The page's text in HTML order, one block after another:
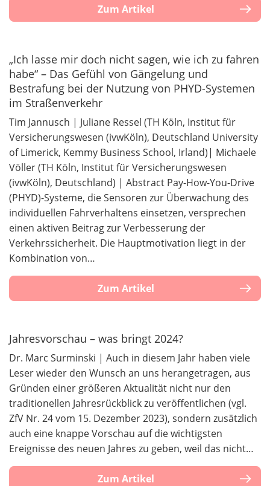
Zum Artikel
„Ich lasse mir doch nicht sagen, wie ich zu fahren
habe“ – Das Gefühl von Gängelung und
Bestrafung bei der Nutzung von PHYD-Systemen
im Straßenverkehr
Tim Jannusch | Juliane Ressel (TH Köln, Institut für
Versicherungswesen (ivwKöln), Deutschland University
of Limerick, Kemmy Business School, Irland)| Michaele
Völler (TH Köln, Institut für Versicherungswesen
(ivwKöln), Deutschland) | Abstract Pay-How-You-Drive
(PHYD)-Systeme, die Sensoren zur Überwachung des
individuellen Fahrverhaltens einsetzen, versprechen
einen aktiven Beitrag zur Verbesserung der
Verkehrssicherheit. Die Hauptmotivation liegt in der
Kombination von…
Zum Artikel
Jahresvorschau – was bringt 2024?
Dr. Marc Surminski | Auch in diesem Jahr haben viele
Leser wieder den Wunsch an uns herangetragen, aus
Gründen einer größeren Aktualität nicht nur den
traditionellen Jahresrückblick zu veröffentlichen (vgl.
ZfV Nr. 24 vom 15. Dezember 2023), sondern zusätzlich
auch eine knappe Vorschau auf die wichtigsten
Ereignisse des neuen Jahres zu geben, weil das nicht…
Zum Artikel